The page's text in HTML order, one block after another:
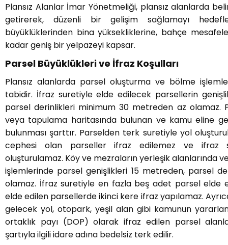
Plansız Alanlar İmar Yönetmeliği, plansız alanlarda
getirerek, düzenli bir gelişim sağlamayı
büyüklüklerinden bina yüksekliklerine, bahçe
kadar geniş bir yelpazeyi kapsar.
Parsel Büyüklükleri ve İfraz Koşulları
Plansız alanlarda parsel oluşturma ve bölme
tabidir. İfraz suretiyle elde edilecek parsellerin
parsel derinlikleri minimum 30 metreden az olamaz.
veya tapulama haritasında bulunan ve kamu eline
bulunması şarttır. Parselden terk suretiyle yol
cephesi olan parseller ifraz edilemez ve ifraz
oluşturulamaz. Köy ve mezraların yerleşik alanlarında
işlemlerinde parsel genişlikleri 15 metreden, parsel
olamaz. İfraz suretiyle en fazla beş adet parsel elde
elde edilen parsellerde ikinci kere ifraz yapılamaz.
gelecek yol, otopark, yeşil alan gibi kamunun
ortaklık payı (DOP) olarak ifraz edilen parsel
şartıyla ilgili idare adına bedelsiz terk edilir.